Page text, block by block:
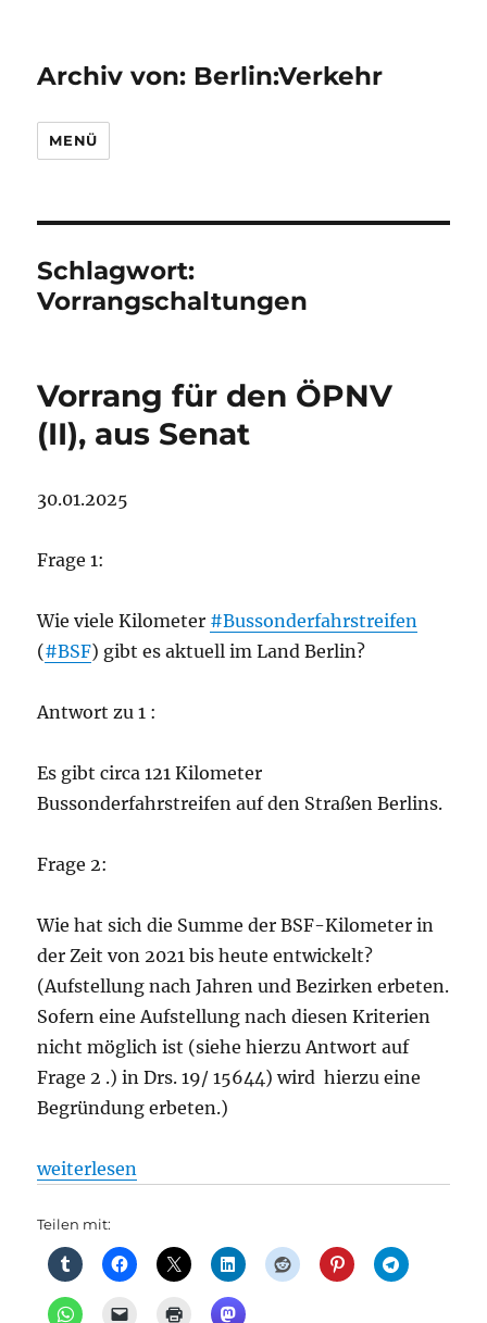
Archiv von: Berlin:Verkehr
MENÜ
Schlagwort:
Vorrangschaltungen
Vorrang für den ÖPNV
(II), aus Senat
30.01.2025
Frage 1:
Wie viele Kilometer #Bussonderfahrstreifen
(#BSF) gibt es aktuell im Land Berlin?
Antwort zu 1 :
Es gibt circa 121 Kilometer
Bussonderfahrstreifen auf den Straßen Berlins.
Frage 2:
Wie hat sich die Summe der BSF-Kilometer in
der Zeit von 2021 bis heute entwickelt?
(Aufstellung nach Jahren und Bezirken erbeten.
Sofern eine Aufstellung nach diesen Kriterien
nicht möglich ist (siehe hierzu Antwort auf
Frage 2 .) in Drs. 19/ 15644) wird hierzu eine
Begründung erbeten.)
„Vorrang für den ÖPNV (II), aus Senat“
weiterlesen
Teilen mit: